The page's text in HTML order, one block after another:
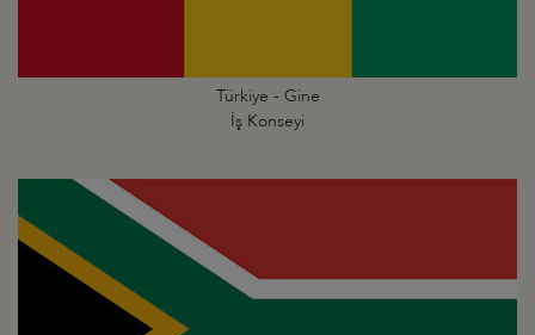
Türkiye - Gine
İş Konseyi